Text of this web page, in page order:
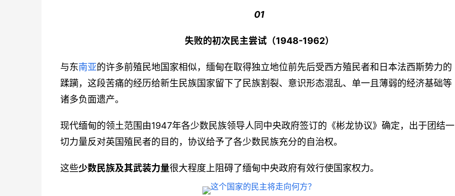
01
失败的初次民主尝试（1948-1962）
与东南亚的许多前殖民地国家相似，缅甸在取得独立地位前先后受西方殖民者和日本法西斯势力的
蹂躏，这段苦痛的经历给新生民族国家留下了民族割裂、意识形态混乱、单一且薄弱的经济基础等
诸多负面遗产。
现代缅甸的领土范围由1947年各少数民族领导人同中央政府签订的《彬龙协议》确定，出于团结一
切力量反对英国殖民者的目的，协议给予了各少数民族充分的自治权。
这些少数民族及其武装力量很大程度上阻碍了缅甸中央政府有效行使国家权力。